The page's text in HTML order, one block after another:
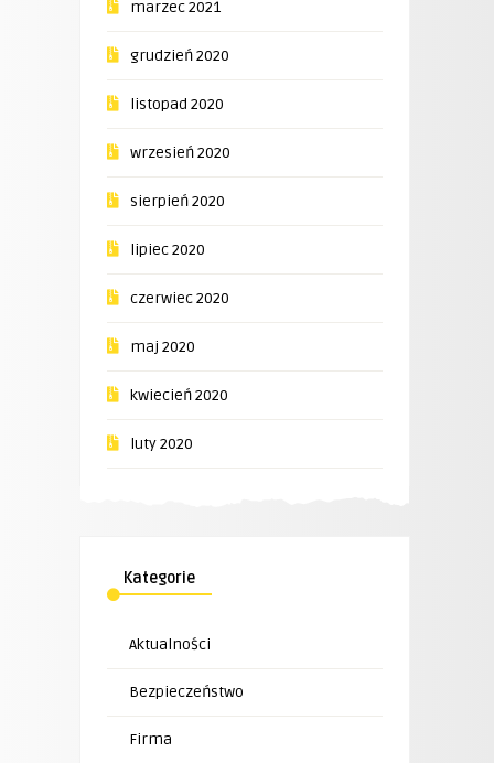
marzec 2021
grudzień 2020
listopad 2020
wrzesień 2020
sierpień 2020
lipiec 2020
czerwiec 2020
maj 2020
kwiecień 2020
luty 2020
Kategorie
Aktualności
Bezpieczeństwo
Firma